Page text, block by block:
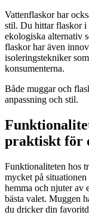
Vattenflaskor har
stil. Du hittar flaskor i
ekologiska alternativ
flaskor har även
isoleringstekniker
konsumenterna.
Både muggar och
anpassning och stil.
praktiskt för
Funktionaliteten hos
mycket på
hemma och njuter av
bästa valet. Muggen
du dricker din